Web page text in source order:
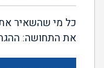
כל מי שהשאיר את
את התחושה: